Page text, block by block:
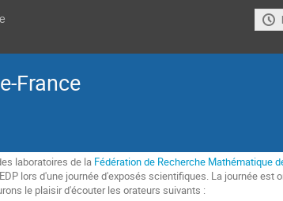
France
laboratoires de la Fédération de Recherche Mathématique
lors d'une journée d'exposés scientifiques. La journée est
le plaisir d'écouter les orateurs suivants :